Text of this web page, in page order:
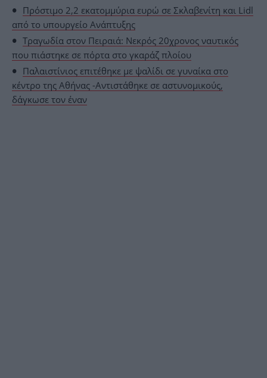
Πρόστιμο 2,2 εκατομμύρια ευρώ σε Σκλαβενίτη και Lidl
από το υπουργείο Ανάπτυξης
Τραγωδία στον Πειραιά: Νεκρός 20χρονος ναυτικός
που πιάστηκε σε πόρτα στο γκαράζ πλοίου
Παλαιστίνιος επιτέθηκε με ψαλίδι σε γυναίκα στο
κέντρο της Αθήνας -Αντιστάθηκε σε αστυνομικούς,
δάγκωσε τον έναν